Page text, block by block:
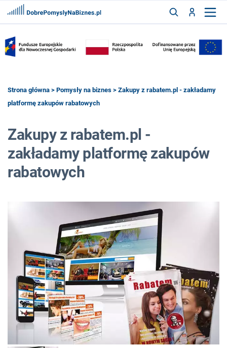
ZAREJESTRUJ
FRANCZYZY
Strona główna > Pomysły na biznes > Zakupy z rabatem.pl - zakładamy
platformę zakupów rabatowych
Zakupy z rabatem.pl -
zakładamy platformę zakupów
rabatowych